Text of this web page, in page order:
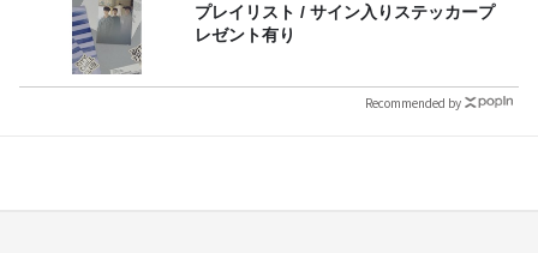
プレイリスト / サイン入りステッカープ
レゼント有り
Recommended by